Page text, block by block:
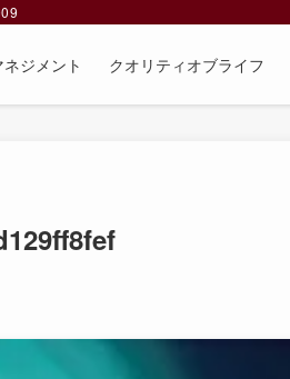
ジメント クオリティオブライフ